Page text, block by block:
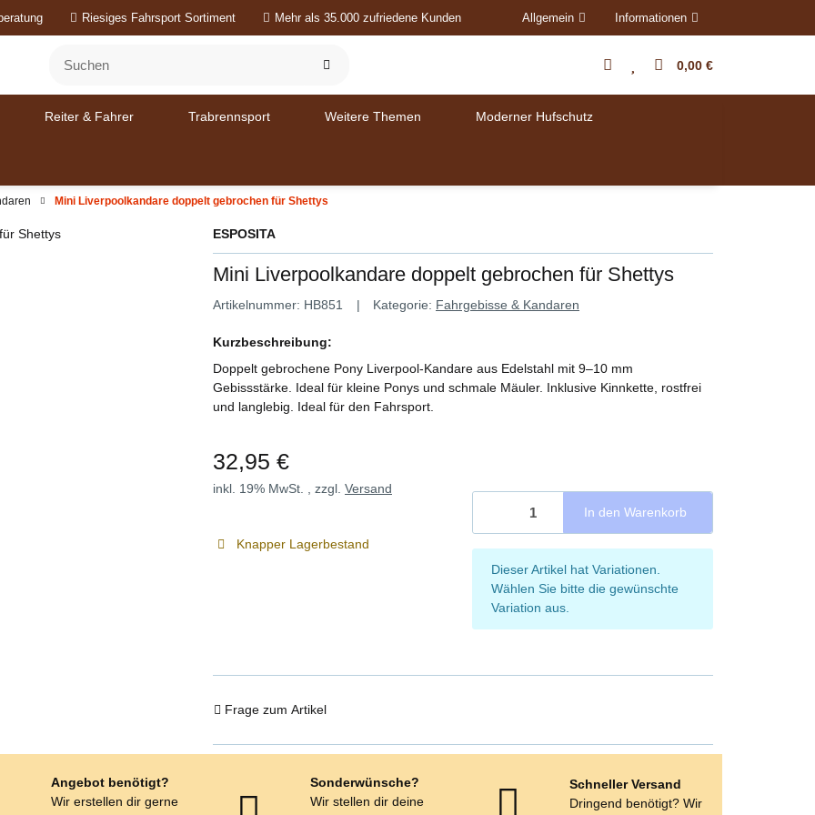
Riesiges Fahrsport Sortiment Mehr als 35.000 zufriedene Kunden Allgemein Informationen
0,00 €
Reiter & Fahrer Trabrennsport Weitere Themen Moderner Hufschutz
Mini Liverpoolkandare doppelt gebrochen für Shettys
ESPOSITA
Mini Liverpoolkandare doppelt gebrochen für Shettys
Artikelnummer: HB851 Kategorie: Fahrgebisse & Kandaren
Kurzbeschreibung:
Doppelt gebrochene Pony Liverpool-Kandare aus Edelstahl mit 9–10 mm
Gebissstärke. Ideal für kleine Ponys und schmale Mäuler. Inklusive Kinnkette, rostfrei
und langlebig. Ideal für den Fahrsport.
32,95 €
inkl. 19% MwSt. , zzgl. Versand
Knapper Lagerbestand
In den Warenkorb
x
Dieser Artikel hat Variationen.
Wählen Sie bitte die gewünschte
Variation aus.
Frage zum Artikel
Angebot benötigt?
Wir erstellen dir gerne
Sonderwünsche?
Wir stellen dir deine
Schneller Versand
Dringend benötigt? Wir